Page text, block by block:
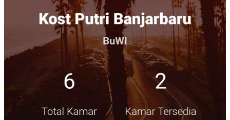
Mojokerto
(2)
Nusa Tenggara
(27)
Padang
(25)
Palembang
(18)
Pekalongan